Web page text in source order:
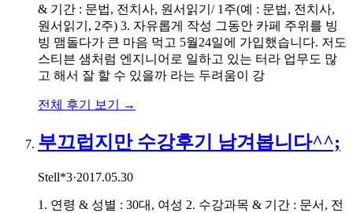
& 기간 : 문법, 전치사, 원서읽기/ 1주(예 : 문법, 전치사,
원서읽기, 2주) 3. 자유롭게 작성 그동안 카페 주위를 빙
빙 맴돌다가 큰 마음 먹고 5월24일에 가입했습니다. 저도
스티븐 샘처럼 엔지니어로 일하고 있는 터라 업무도 많
고 해서 잘 할 수 있을까 라는 두려움이 강
전체 후기 보기 →
부끄럽지만 수강후기 남겨봅니다^^;
Stell*3·2017.05.30
1. 연령 & 성별 : 30대, 여성 2. 수강과목 & 기간 : 문서, 전